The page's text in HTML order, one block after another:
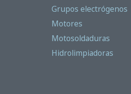
Grupos electrógenos
Motores
Motosoldaduras
Hidrolimpiadoras